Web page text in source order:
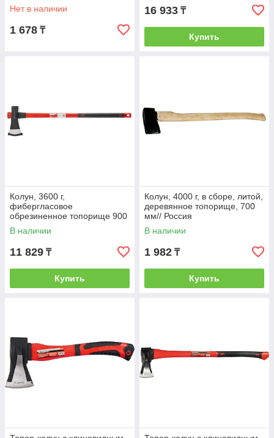
Нет в наличии
1 678 ₸
16 933 ₸
Купить
Колун, 3600 г,
фибергласовое
обрезиненное топорище 900
мм// MATRIX
В наличии
11 829 ₸
Купить
Колун, 4000 г, в сборе, литой,
деревянное топорище, 700
мм// Россия
В наличии
1 982 ₸
Купить